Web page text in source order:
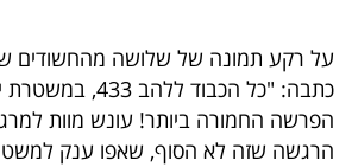
הכלכלי
פודקאסט
על רקע תמונה של שלושה מהחשודים
כתבה: "כל הכבוד
הפרשה החמורה ביותר! עונש מוות
הרגשה שזה לא הסוף, שאפו ענק